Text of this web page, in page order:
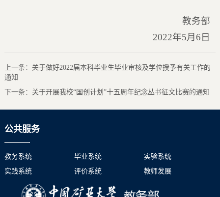
教务部
2022年5月6日
上一条： 关于做好2022届本科毕业生毕业审核及学位授予有关工作的
通知
下一条： 关于开展我校“国创计划”十五周年纪念丛书征文比赛的通知
公共服务
教务系统 毕业系统
实验系统
实践系统
评价系统 教师发展